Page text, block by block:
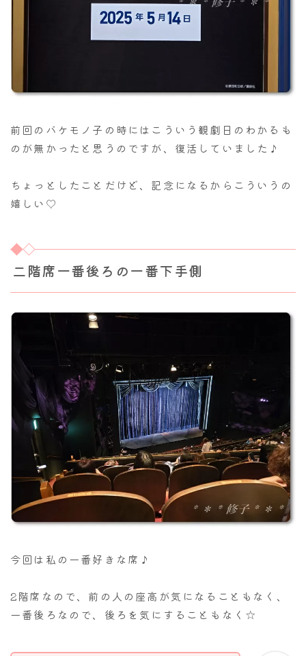
前回のバケモノ子の時にはこういう観劇日のわかるも
のが無かったと思うのですが、復活していました♪
ちょっとしたことだけど、記念になるからこういうの
嬉しい♡
二階席一番後ろの一番下手側
今回は私の一番好きな席♪
2階席なので、前の人の座高が気になることもなく、
一番後ろなので、後ろを気にすることもなく☆